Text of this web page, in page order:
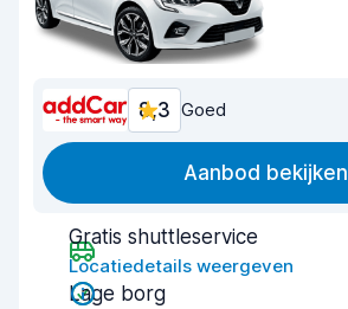
8,3 Goed
Aanbod bekijken
Gratis shuttleservice
Locatiedetails weergeven
Lage borg